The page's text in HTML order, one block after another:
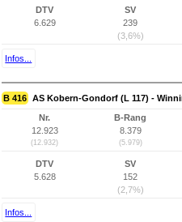
DTV
6.629
SV
239
(3,6%)
Infos...
B 416 AS Kobern-Gondorf (L 117) -
Nr.
12.923
(12.932)
B-Rang
8.379
(5.979)
DTV
5.628
SV
152
(2,7%)
Infos...